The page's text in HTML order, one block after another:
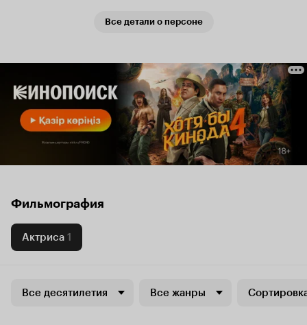
Все детали о персоне
Фильмография
Актриса 1
Все десятилетия Все жанры